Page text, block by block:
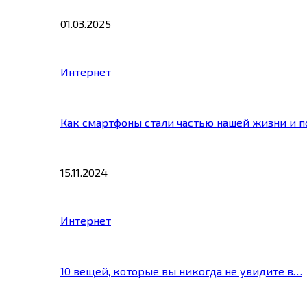
01.03.2025
Интернет
Как смартфоны стали частью нашей жизни и
15.11.2024
Интернет
10 вещей, которые вы никогда не увидите в…